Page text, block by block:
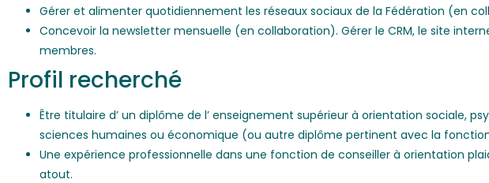
Gérer et alimenter quotidiennement les réseaux sociaux de la Fédération (en
Concevoir la newsletter mensuelle (en collaboration). Gérer le CRM, le site
membres.
Profil recherché
Être titulaire d’ un diplôme de l’ enseignement supérieur à orientation sociale,
sciences humaines ou économique (ou autre diplôme pertinent avec la
Une expérience professionnelle dans une fonction de conseiller à orientation
atout.